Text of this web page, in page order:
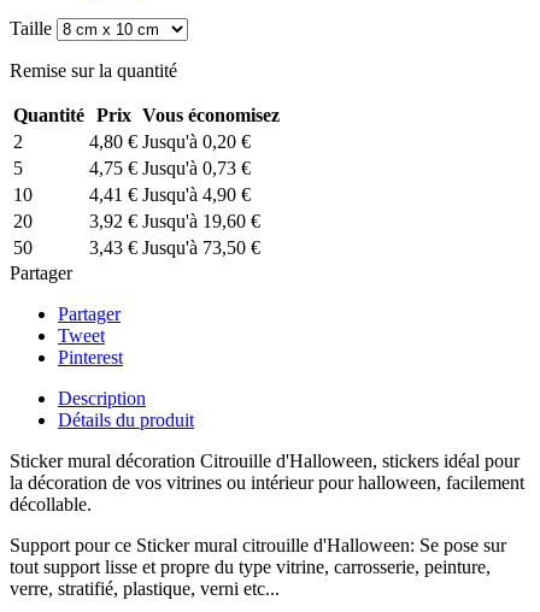
Taille
Remise sur la quantité
Quantité Prix Vous économisez
2
4,80 € Jusqu'à 0,20 €
5
4,75 € Jusqu'à 0,73 €
10
4,41 € Jusqu'à 4,90 €
20
3,92 € Jusqu'à 19,60 €
50
3,43 € Jusqu'à 73,50 €
Partager
Partager
Tweet
Pinterest
Description
Détails du produit
Sticker mural décoration Citrouille d'Halloween, stickers idéal pour
la décoration de vos vitrines ou intérieur pour halloween, facilement
décollable.
Support pour ce Sticker mural citrouille d'Halloween: Se pose sur
tout support lisse et propre du type vitrine, carrosserie, peinture,
verre, stratifié, plastique, verni etc...